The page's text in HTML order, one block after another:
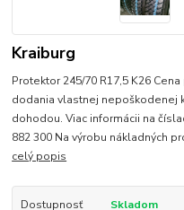
Kraiburg
Protektor 245/70 R17,5 K26
dodania vlastnej nepoškodenej
dohodou. Viac informácii na
882 300 Na výrobu nákladných
celý popis
Dostupnosť Skladom